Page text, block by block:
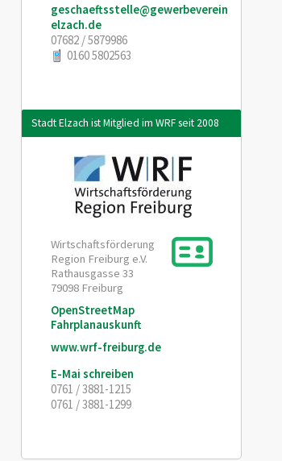
geschaeftsstelle@gewerbeverein-
elzach.de
07682 / 5879986
0160 5802563
Stadt Elzach ist Mitglied im WRF seit 2008
Wirtschaftsförderung
Region Freiburg e.V.
Rathausgasse 33
79098 Freiburg
OpenStreetMap
Fahrplanauskunft
www.wrf-freiburg.de
E-Mai schreiben
0761 / 3881-1215
0761 / 3881-1299